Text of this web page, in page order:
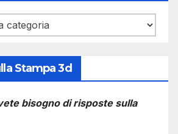
Stampa 3d
bisogno di risposte sulla